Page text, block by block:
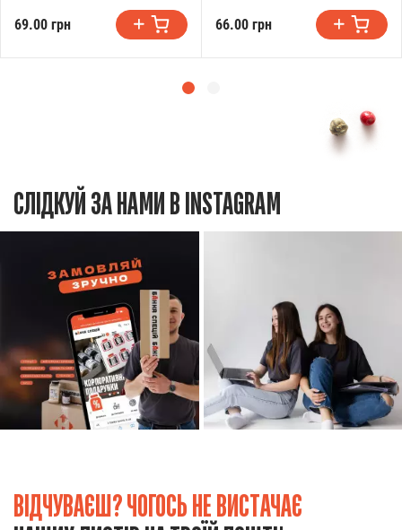
69.00 грн 66.00 грн
СЛІДКУЙ ЗА НАМИ В INSTAGRAM
ВІДЧУВАЄШ? ЧОГОСЬ НЕ ВИСТАЧАЄ